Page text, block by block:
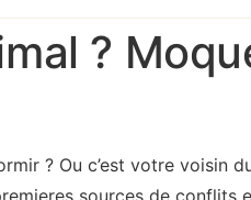
?
? Ou c’est votre voisin
sources de conflits